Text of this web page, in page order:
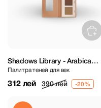
Shadows Library - Arabica
Eyeshadow Palette
Палитра теней для век
312 лей 390 лей